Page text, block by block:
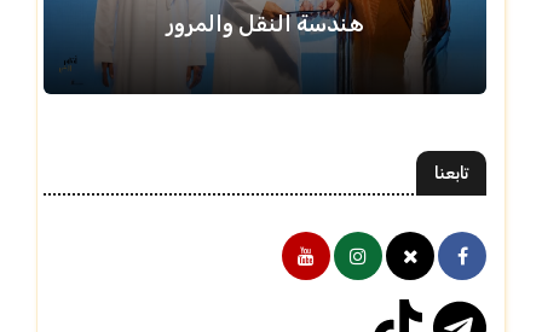
هندسة النقل والمرور
تابعنا